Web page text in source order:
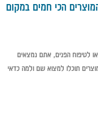
הכי חמים במקום
לטיפוח הפנים, אתם נמצאים